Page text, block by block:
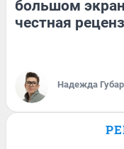
большом
честная
Надежда